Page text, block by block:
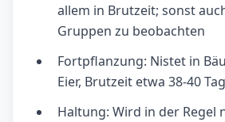
allem in Brutzeit; sonst
Gruppen zu beobachten
Fortpflanzung: Nistet in
Eier, Brutzeit etwa 38-40
Haltung: Wird in der Regel